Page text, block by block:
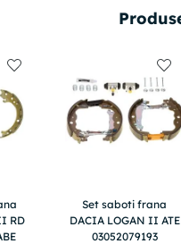
RD
Set saboti frana
DACIA LOGAN II ATE
03052079193